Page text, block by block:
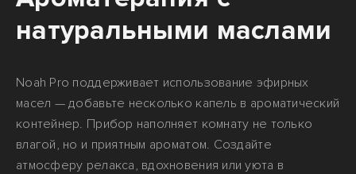
натуральными маслами
Noah Pro поддерживает использование эфирных
масел — добавьте несколько капель в ароматический
контейнер. Прибор наполняет комнату не только
влагой, но и приятным ароматом. Создайте
атмосферу релакса, вдохновения или уюта в